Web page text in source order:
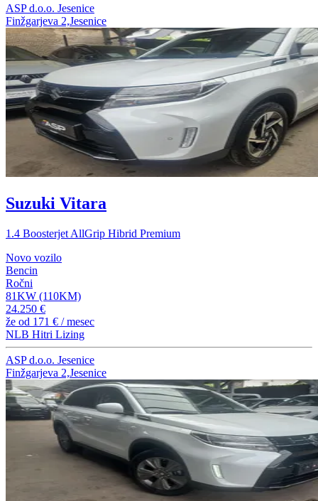
ASP d.o.o. Jesenice
Finžgarjeva 2,Jesenice
Suzuki Vitara
1.4 Boosterjet AllGrip Hibrid Premium
Novo vozilo
Bencin
Ročni
81KW (110KM)
24.250 €
že od 171 € / mesec
NLB Hitri Lizing
ASP d.o.o. Jesenice
Finžgarjeva 2,Jesenice